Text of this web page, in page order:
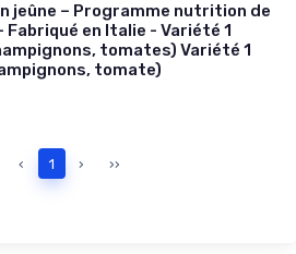
jeûne – Programme nutrition de
en Italie - Variété 1
tomates) Variété 1
tomate)
‹ 1 › ››